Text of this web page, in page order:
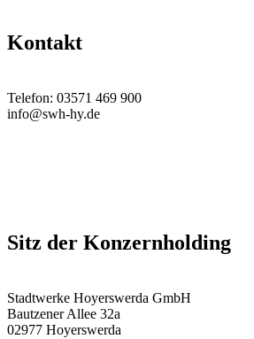
Kontakt
Telefon: 03571 469 900
info@swh-hy.de
Sitz der Konzernholding
Stadtwerke Hoyerswerda GmbH
Bautzener Allee 32a
02977 Hoyerswerda